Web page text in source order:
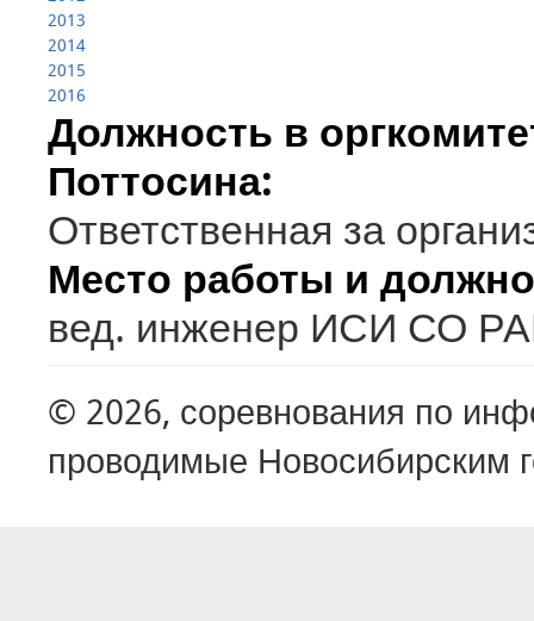
2013
2014
2015
2016
Должность в
Поттосина:
Ответственная за
Место работы и
вед. инженер ИСИ СО
© 2026, соревнования по
проводимые Новосибирским